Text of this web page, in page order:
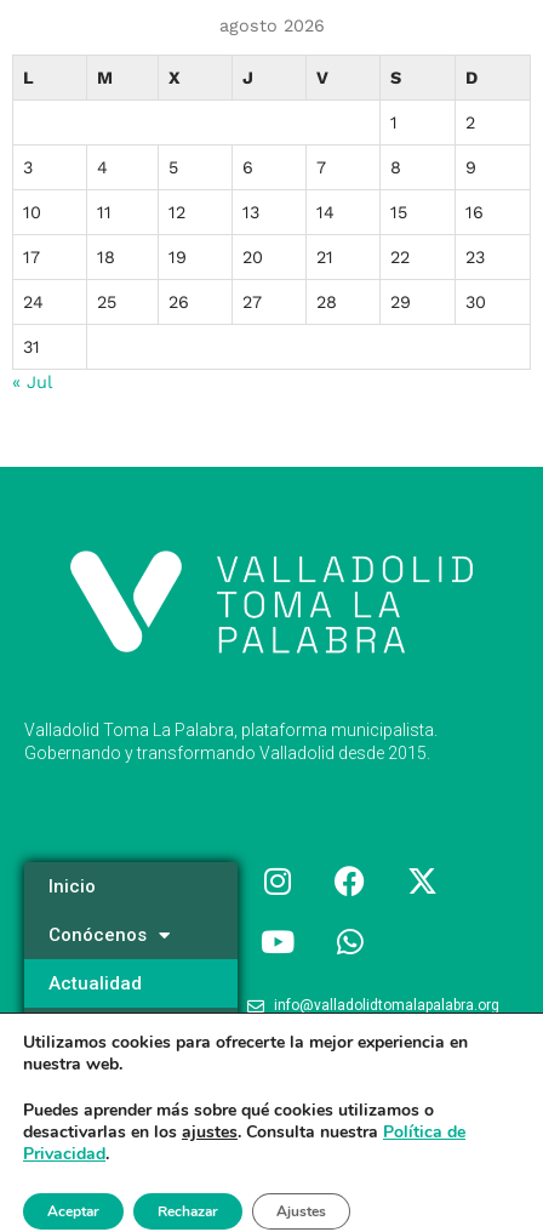
agosto 2026
L M X J V S D
1 2
3 4 5 6 7 8 9
10 11 12 13 14 15 16
17 18 19 20 21 22 23
24 25 26 27 28 29 30
31
« Jul
Valladolid Toma La Palabra, plataforma municipalista.
Gobernando y transformando Valladolid desde 2015.
Inicio
Conócenos
Actualidad
Programa
info@valladolidtomalapalabra.org
+34 983 426 124
Aviso legal/Poltica de Privacidad/ Politica de Cookies
Utilizamos cookies para ofrecerte la mejor experiencia en
nuestra web.
Puedes aprender más sobre qué cookies utilizamos o
desactivarlas en los ajustes. Consulta nuestra Política de
Privacidad.
Aceptar Rechazar Ajustes